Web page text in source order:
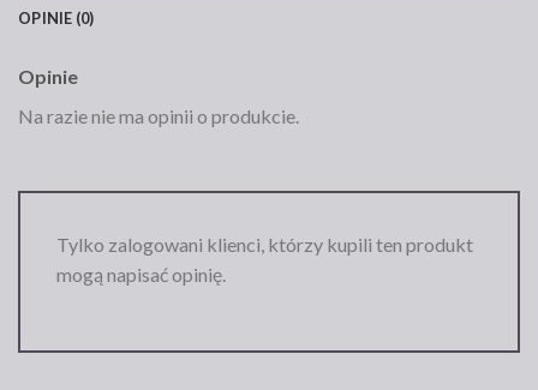
OPINIE (0)
Opinie
Na razie nie ma opinii o produkcie.
Tylko zalogowani klienci, którzy kupili ten produkt
mogą napisać opinię.